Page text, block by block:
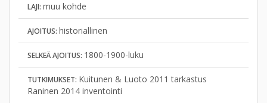
LAJI: muu kohde
AJOITUS: historiallinen
SELKEÄ AJOITUS: 1800-1900-luku
TUTKIMUKSET: Kuitunen & Luoto 2011 tarkastus
Raninen 2014 inventointi